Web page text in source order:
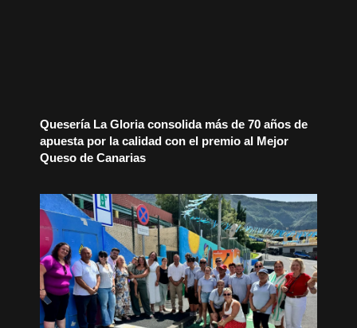
Quesería La Gloria consolida más de 70 años de
apuesta por la calidad con el premio al Mejor
Queso de Canarias